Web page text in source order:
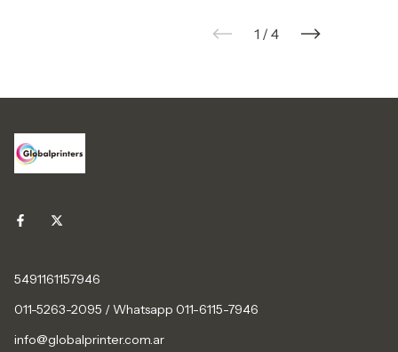
1 / 4
5491161157946
011-5263-2095 / Whatsapp 011-6115-7946
info@globalprinter.com.ar